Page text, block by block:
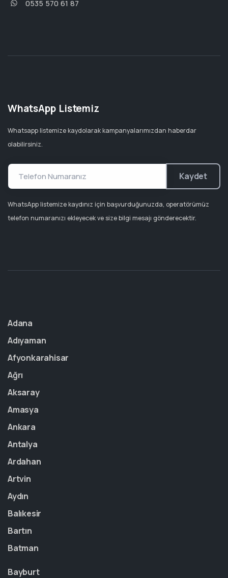
0535 570 61 87
WhatsApp Listemiz
Whatsapp listemize kaydolarak kampanyalarımızdan haberdar
olabilirsiniz.
Kaydet
WhatsApp listemize kaydınız için başvurduğunuzda, operatörümüz
telefon numaranızı ekleyecek ve size bilgi mesajı gönderecektir.
Adana
Adıyaman
Afyonkarahisar
Ağrı
Aksaray
Amasya
Ankara
Antalya
Ardahan
Artvin
Aydın
Balıkesir
Bartın
Batman
Bayburt